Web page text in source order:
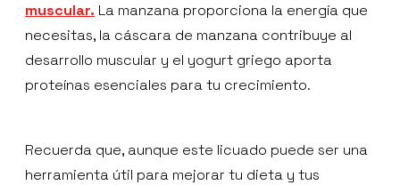
muscular. La manzana proporciona la energía que
necesitas, la cáscara de manzana contribuye al
desarrollo muscular y el yogurt griego aporta
proteínas esenciales para tu crecimiento.
Recuerda que, aunque este licuado puede ser una
herramienta útil para mejorar tu dieta y tus